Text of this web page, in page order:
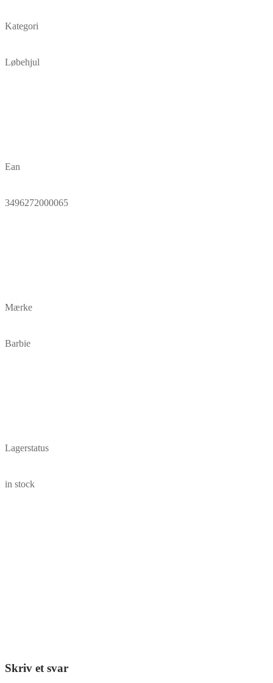
Kategori
Løbehjul
Ean
3496272000065
Mærke
Barbie
Lagerstatus
in stock
Skriv et svar